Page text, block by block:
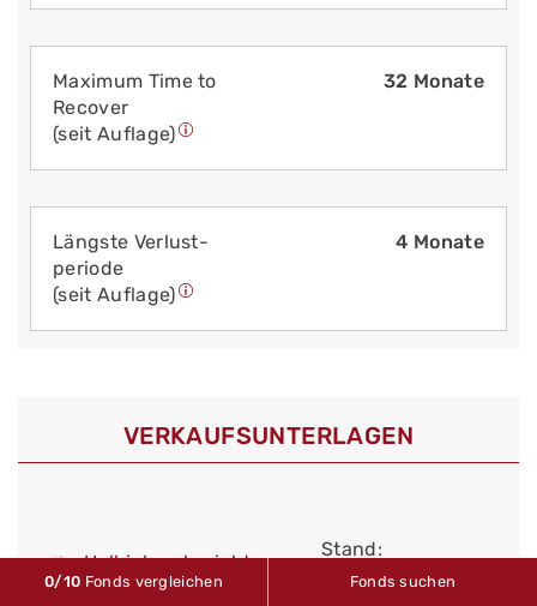
Maximum Time to
Recover
(seit Auflage)
32 Monate
Längste Verlust­
periode
(seit Auflage)
4 Monate
VERKAUFS­UNTERLAGEN
Halbjahresbericht
Stand:
28.02.2026
0/10 Fonds vergleichen Fonds suchen